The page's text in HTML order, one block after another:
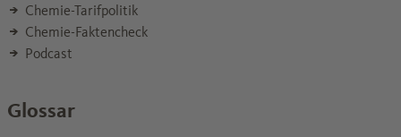
Chemie-Tarifpolitik
Chemie-Faktencheck
Podcast
Glossar